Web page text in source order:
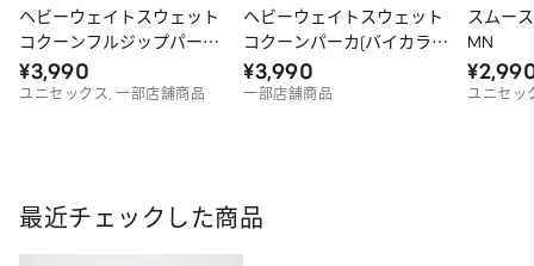
ヘビーウェイトスウェット
コクーンフルジップパーカ
ST（オーバーサイズフィッ
ト）
¥3,990
ユニセックス, 一部店舗商品
ヘビーウェイトスウェット
コクーンパーカ(バイカラ
ー)ST（オーバーサイズフィ
ット）
¥3,990
一部店舗商品
スムー
MN
ユニセッ
最近チェックした商品